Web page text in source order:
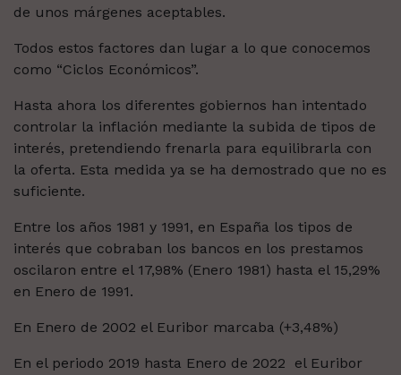
de unos márgenes aceptables.
Todos estos factores dan lugar a lo que conocemos
como “Ciclos Económicos”.
Hasta ahora los diferentes gobiernos han intentado
controlar la inflación mediante la subida de tipos de
interés, pretendiendo frenarla para equilibrarla con
la oferta. Esta medida ya se ha demostrado que no es
suficiente.
Entre los años 1981 y 1991, en España los tipos de
interés que cobraban los bancos en los prestamos
oscilaron entre el 17,98% (Enero 1981) hasta el 15,29%
en Enero de 1991.
En Enero de 2002 el Euribor marcaba (+3,48%)
En el periodo 2019 hasta Enero de 2022
el Euribor